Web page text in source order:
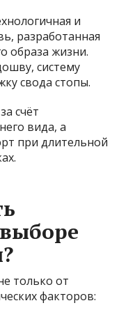
и
разработанная
образа жизни.
систему
свода стопы.
счёт
вида, а
при длительной
только от
факторов: